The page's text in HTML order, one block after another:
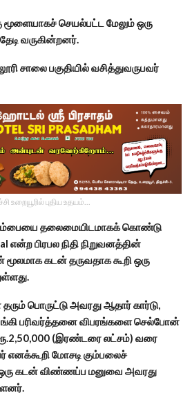
மூளையாகச் செயல்பட்ட மேலும் ஒரு
வருகின்றனர்.
சாலை பகுதியில் வசித்துவருபவர்
உறையூரில் புதிய உதயம்...
தலைமையிடமாகக் கொண்டு
என்ற பிரபல நிதி நிறுவனத்தின்
கடன் தருவதாக கூறி ஒரு
பொருட்டு அவரது ஆதார் கார்டு,
பரிவர்த்தனை விபரங்களை செல்போன்
(இரண்டரை லட்சம்) வரை
எனக்கூறி மோசடி கும்பலைச்
கடன் விண்ணப்ப மனுவை அவரது